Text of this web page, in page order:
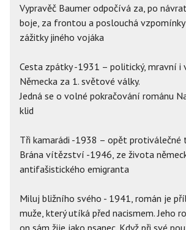
Vypravěč Baumer odpočívá za, po
boje, za frontou a poslouchá
zážitky jiného vojáka
Cesta zpátky -1931 – politický, mravní i
Německa za 1. světové války.
Jedná se o volné pokračování románu
klid
Tři kamarádi -1938 – opět protiválečné
Brána vítězství -1946, ze života
antifašistického emigranta
Miluj bližního svého - 1941, román je
muže, který utíká před nacismem. Jeho
on sám žije jako psanec. Když při své